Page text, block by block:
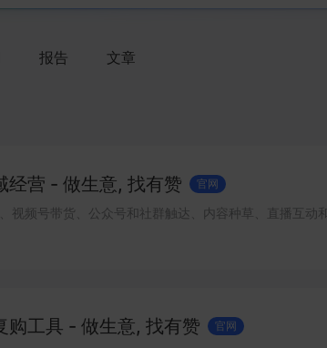
报告 文章
经营 - 做生意, 找有赞 官网
视频号带货、公众号和社群触达、内容种草、直播互动
购工具 - 做生意, 找有赞 官网